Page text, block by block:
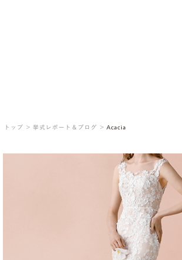
トップ ＞ 挙式レポート＆ブログ ＞ Acacia